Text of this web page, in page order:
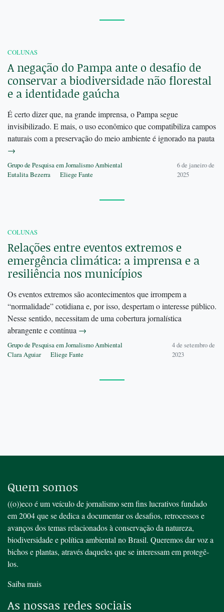
COLUNAS
A negação do Pampa ante o desafio de
conservar a biodiversidade não florestal
e a identidade gaúcha
É certo dizer que, na grande imprensa, o Pampa segue
invisibilizado. E mais, o uso econômico que compatibiliza campos
naturais com a preservação do meio ambiente é ignorado na pauta
→
Grupo de Pesquisa em Jornalismo Ambiental
Eutalita Bezerra
Eliege Fante
6 de janeiro de
2025
COLUNAS
Relações entre eventos extremos e
emergência climática: a imprensa e a
resiliência nos municípios
Os eventos extremos são acontecimentos que irrompem a
“normalidade” cotidiana e, por isso, despertam o interesse público.
Nesse sentido, necessitam de uma cobertura jornalística
abrangente e contínua →
Grupo de Pesquisa em Jornalismo Ambiental
Clara Aguiar
Eliege Fante
4 de setembro de
2023
Quem somos
((o))eco é um veículo de jornalismo sem fins lucrativos fundado
em 2004 que se dedica a documentar os desafios, retrocessos e
avanços dos temas relacionados à conservação da natureza,
biodiversidade e política ambiental no Brasil. Queremos dar voz a
bichos e plantas, através daqueles que se interessam em protegê-
los.
Saiba mais
As nossas redes sociais